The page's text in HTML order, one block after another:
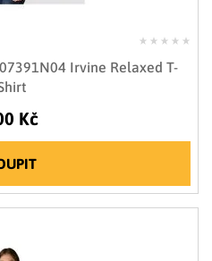
Irvine Relaxed T-
Kč